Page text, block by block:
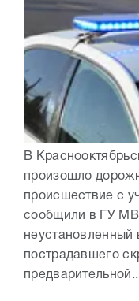
В
произошло
происшествие с
сообщили в ГУ
неустановленный
пострадавшего